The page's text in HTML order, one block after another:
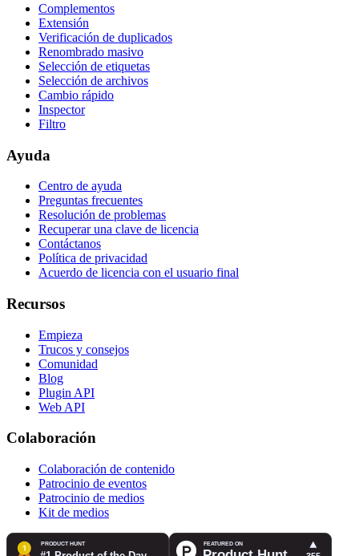
Complementos
Extensión
Verificación de duplicados
Renombrado masivo
Selección de etiquetas
Selección de archivos
Cambio rápido
Inspector
Filtro
Ayuda
Centro de ayuda
Preguntas frecuentes
Resolución de problemas
Recuperar una clave de licencia
Contáctanos
Política de privacidad
Acuerdo de licencia con el usuario final
Recursos
Empieza
Trucos y consejos
Comunidad
Blog
Plugin API
Web API
Colaboración
Colaboración de contenido
Patrocinio de eventos
Patrocinio de medios
Kit de medios